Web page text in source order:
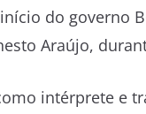
do governo
Araújo,
intérprete e